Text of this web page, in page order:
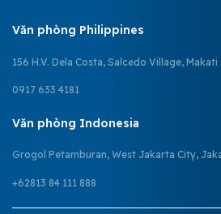
Văn phòng Philippines
156 H.V. Dela Costa, Salcedo Village,
0917 633 4181
Văn phòng Indonesia
Grogol Petamburan, West Jakarta City,
+62813 84 111 888